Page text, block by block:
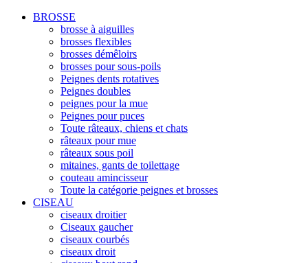
BROSSE
brosse à aiguilles
brosses flexibles
brosses démêloirs
brosses pour sous-poils
Peignes dents rotatives
Peignes doubles
peignes pour la mue
Peignes pour puces
Toute râteaux, chiens et chats
râteaux pour mue
râteaux sous poil
mitaines, gants de toilettage
couteau amincisseur
Toute la catégorie peignes et brosses
CISEAU
ciseaux droitier
Ciseaux gaucher
ciseaux courbés
ciseaux droit